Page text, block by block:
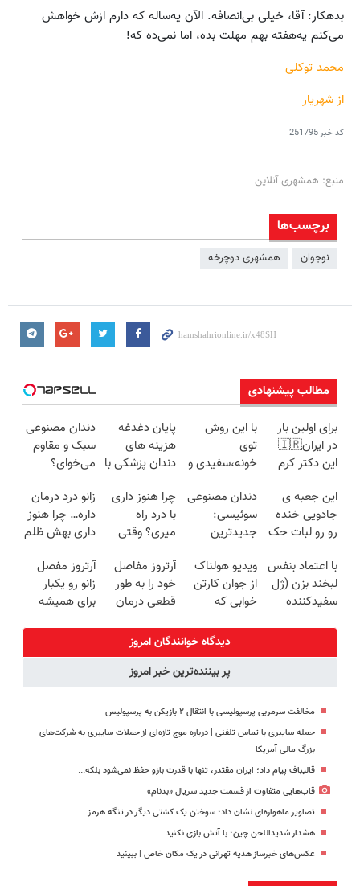
بدهکار: آقا، خیلی بی‌انصافه. الآن یه‌ساله که دارم ازش خواهش
می‌کنم یه‌هفته بهم مهلت بده، اما نمی‌ده که!
محمد توکلی
از شهریار
کد خبر251795
منبع: همشهری آنلاین
برچسب‌ها
نوجوان همشهری دوچرخه
مطالب پیشنهادی
برای اولین بار
در ایران🇮🇷
این دکتر کرم
روزه ساخت!
با این روش
توی
خونه،سفیدی و
برگردون
(40%off)
پایان دغدغه
هزینه های
دندان پزشکی با
کننده خانگی
دندان مصنوعی
سبک و مقاوم
می‌خوای؟
اقساطی هم
داریم!😍 | 📍
تهران
این جعبه ی
جادویی خنده
رو رو لبات حک
خرید40%تخفیف
دندان مصنوعی
سوئیسی:
جدیدترین
سبک و مقاوم |
پرداخت قسطی
چرا هنوز داری
با درد راه
میری؟ وقتی
پاته!
زانو درد درمان
داره… چرا هنوز
داری بهش ظلم
با اعتماد بنفس
لبخند بزن (ژل
سفیدکننده
ویدیو هولناک
از جوان کارتن
خوابی که
آموزش رایگان
آرتروز مفاصل
خود را به طور
قطعی درمان
◗پرسش‌نامه◖
آرتروز مفصل
زانو رو یکبار
برای همیشه
دیدگاه خوانندگان امروز
پر بیننده‌ترین خبر امروز
مخالفت سرمربی پرسپولیسی با انتقال ۲ بازیکن به پرسپولیس
حمله سایبری با تماس تلفنی | درباره موج تازه‌ای از حملات سایبری به شرکت‌های
بزرگ مالی آمریکا
قالیباف پیام داد؛ ایران مقتدر، تنها با قدرت بازو حفظ نمی‌شود بلکه...
قاب‌هایی متفاوت از قسمت جدید سریال «بدنام»
تصاویر ماهواره‌ای نشان داد؛ سوختن یک کشتی دیگر در تنگه هرمز
هشدار شدیداللحن چین؛ با آتش بازی نکنید
عکس‌های خبرساز هدیه تهرانی در یک مکان خاص | ببینید